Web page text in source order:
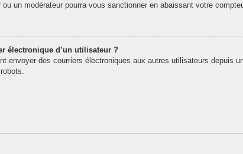
un modérateur pourra vous sanctionner en abaissant votre
électronique d’un utilisateur ?
des courriers électroniques aux autres utilisateurs depuis